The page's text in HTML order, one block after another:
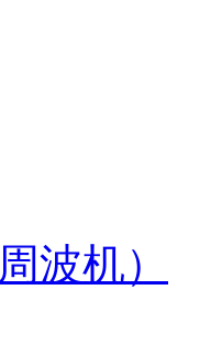
波机）